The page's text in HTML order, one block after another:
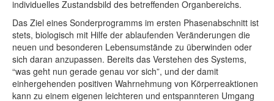
individuelles Zustandsbild des betreffenden Organbereichs.
Das Ziel eines Sonderprogramms im ersten Phasenabschnitt ist
stets, biologisch mit Hilfe der ablaufenden Veränderungen die
neuen und besonderen Lebensumstände zu überwinden oder
sich daran anzupassen. Bereits das Verstehen des Systems,
“was geht nun gerade genau vor sich”, und der damit
einhergehenden positiven Wahrnehmung von Körperreaktionen
kann zu einem eigenen leichteren und entspannteren Umgang